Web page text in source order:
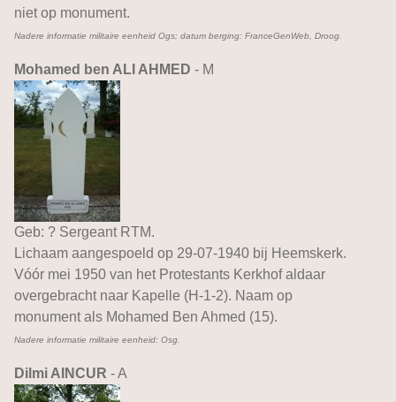
niet op monument.
Nadere informatie militaire eenheid Ogs; datum berging: FranceGenWeb, Droog.
Mohamed ben ALI AHMED - M
Geb: ? Sergeant RTM.
Lichaam aangespoeld op 29-07-1940 bij Heemskerk.
Vóór mei 1950 van het Protestants Kerkhof aldaar
overgebracht naar Kapelle (H-1-2). Naam op
monument als Mohamed Ben Ahmed (15).
Nadere informatie militaire eenheid: Osg.
Dilmi AINCUR - A